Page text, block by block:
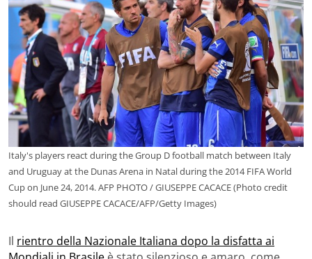
Italy's players react during the Group D football match between Italy
and Uruguay at the Dunas Arena in Natal during the 2014 FIFA World
Cup on June 24, 2014. AFP PHOTO / GIUSEPPE CACACE (Photo credit
should read GIUSEPPE CACACE/AFP/Getty Images)
Il rientro della Nazionale Italiana dopo la disfatta ai